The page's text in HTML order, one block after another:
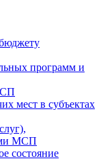
программ и
мест в субъектах
МСП
состояние